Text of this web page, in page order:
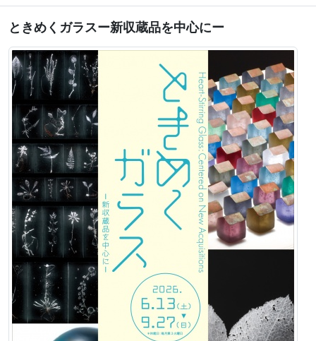
ときめくガラスー新収蔵品を中心にー